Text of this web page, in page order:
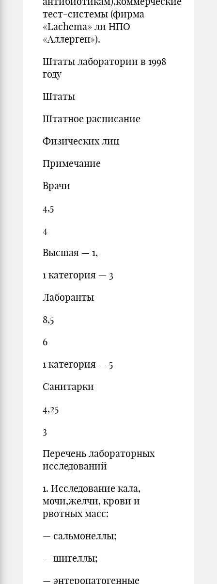
тест-системы (фирма
«Lachema» ли НПО
«Аллерген»).
Штаты лаборатории в 1998
году
Штаты
Штатное расписание
Физических лиц
Приме­чание
Врачи
4,5
4
Высшая — 1,
1 категория — 3
Лаборанты
8,5
6
1 категория — 5
Санитарки
4,25
3
Перечень лабораторных
исследований
1. Исследование кала,
мочи,желчи, крови и
рвотных масс:
— сальмонеллы;
— шигеллы;
— энтеропатогенные